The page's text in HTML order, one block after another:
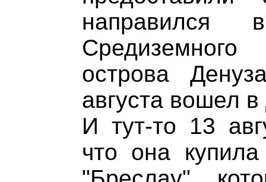
направился
острова
августа вошел
И тут-то 13
что она